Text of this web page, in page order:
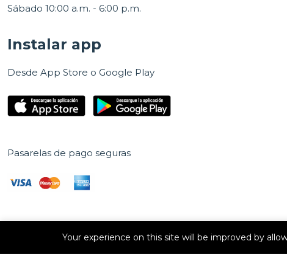
Sábado 10:00 a.m. - 6:00 p.m.
Instalar app
Desde App Store o Google Play
Pasarelas de pago seguras
Your experience on this site will be improved by